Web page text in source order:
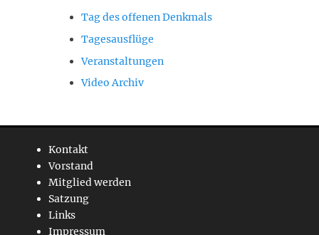
Tag des offenen Denkmals
Tagesausflüge
Veranstaltungen
Video Archiv
Kontakt
Vorstand
Mitglied werden
Satzung
Links
Impressum